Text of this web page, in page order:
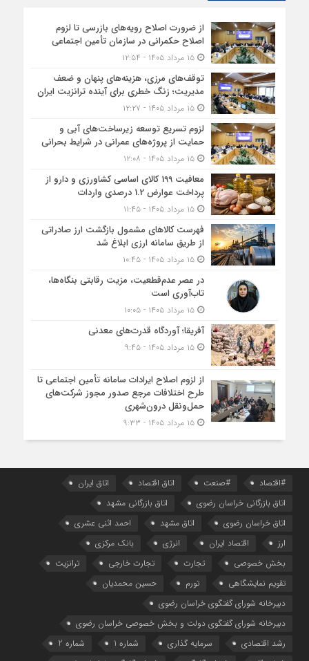
از ضرورت اصلاح رویه‌های بازرسی تا لزوم
اصلاح حکمرانی در سازمان تأمین اجتماعی
۱۵ مرداد ۱۴۰۵ - ۱۲:۵۴
توقف‌های مرزی، هزینه‌های پنهان و ضعف
مدیریت؛ زنگ خطری برای آینده ترانزیت ایران
۱۵ مرداد ۱۴۰۵ - ۱۲:۲۷
لزوم تسریع توسعه زیرساخت‌های آبی و
حمایت از پروژه‌های عمرانی در شرایط بحرانی
۱۵ مرداد ۱۴۰۵ - ۱۲:۰۸
معافیت 199 کالای اساسی کشاورزی و دارو از
پرداخت عوارض 1.2 درصدی واردات
۱۵ مرداد ۱۴۰۵ - ۱۱:۴۵
فهرست کالاهای مشمول بازگشت ارز صادراتی
از طریق سامانه ارزی ابلاغ شد
۱۵ مرداد ۱۴۰۵ - ۱۰:۴۵
در عصر عدم‌قطعیت، مزیت رقابتی بنگاه‌ها،
تاب‌آوری است
۱۵ مرداد ۱۴۰۵ - ۱۰:۰۵
آفریقا؛ آوردگاه قدرت‌های معدنی
۱۵ مرداد ۱۴۰۵ - ۹:۴۵
از لزوم اصلاح ایرادات سامانه تأمین اجتماعی تا
طرح اختلافات مرجع صدور مجوز شرکت‌های
حمل‌ونقل درون‌شهری
۱۵ مرداد ۱۴۰۵ - ۹:۳۳
#اقتصاد #صنعت اتاق اقتصاد
اتاق ایران
اتاق بازرگانی خراسان رضوی
اتاق بازرگانی مشهد
اتاق خراسان رضوی
اتاق مشهد
احمد اثنی عشری
ارز
اقتصاد ایران انرژی
بانک مرکزی
بخش خصوصی
تجارت تجارت خارجی
ترانزیت
تقویم نمایشگاهی
تورم
حسین محمدیان
دبیرخانه شورای گفتگوی خراسان رضوی
دبیرخانه شورای گفتگوی دولت و بخش خصوصی خراسان رضوی
رشد اقتصادی
سرمایه گذاری شماره 1
شماره 2